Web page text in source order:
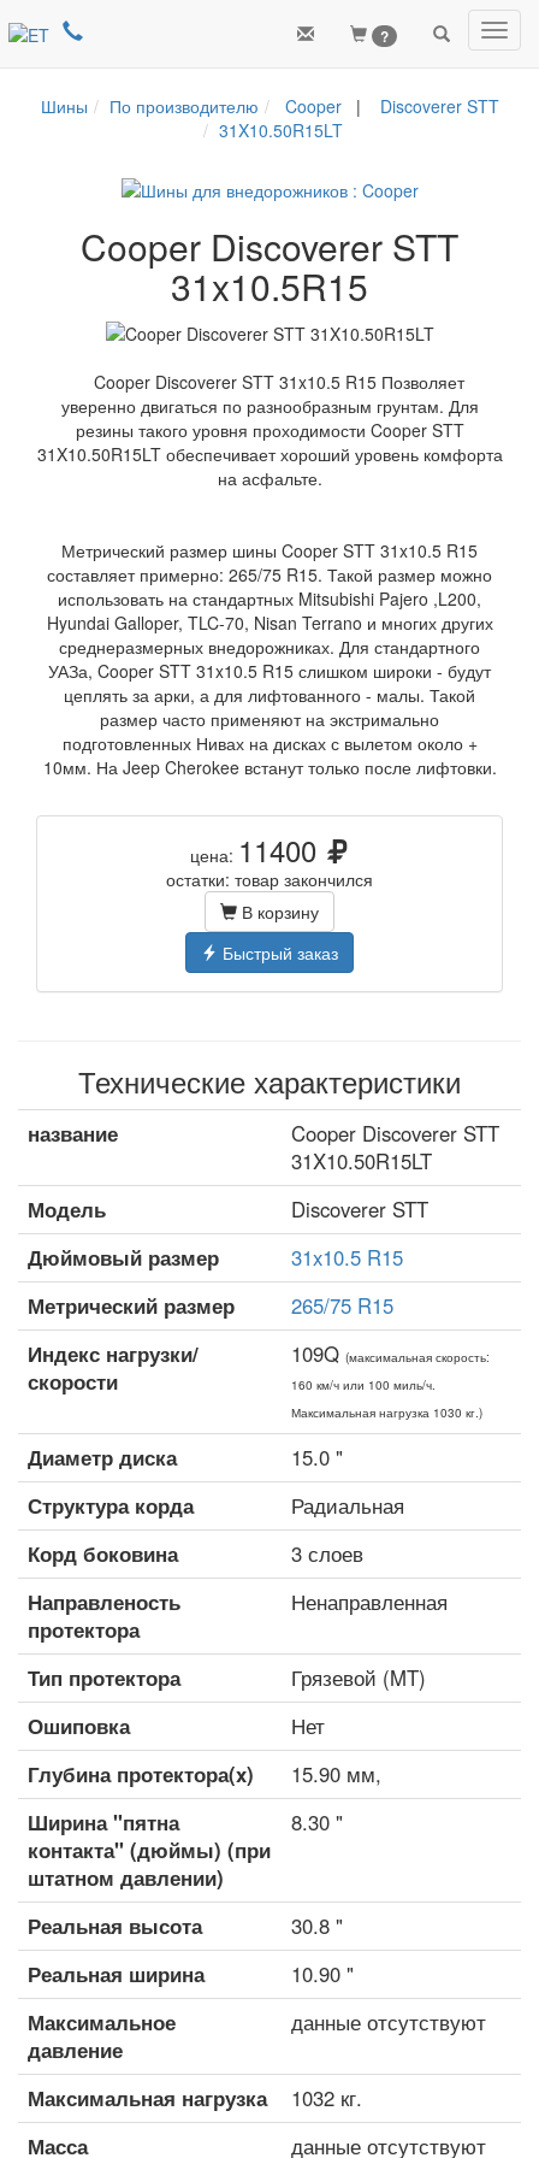
?
Шины По производителю Cooper|
Discoverer STT
31X10.50R15LT
Cooper Discoverer STT
31x10.5R15
Cooper Discoverer STT 31x10.5 R15 Позволяет
уверенно двигаться по разнообразным грунтам. Для
резины такого уровня проходимости Cooper STT
31X10.50R15LT обеспечивает хороший уровень комфорта
на асфальте.
Метрический размер шины Cooper STT 31x10.5 R15
составляет примерно: 265/75 R15. Такой размер можно
использовать на стандартных Mitsubishi Pajero ,L200,
Hyundai Galloper, TLC-70, Nisan Terrano и многих других
среднеразмерных внедорожниках. Для стандартного
УАЗа, Cooper STT 31x10.5 R15 слишком широки - будут
цеплять за арки, а для лифтованного - малы. Такой
размер часто применяют на экстримально
подготовленных Нивах на дисках с вылетом около +
10мм. На Jeep Cherokee встанут только после лифтовки.
цена: 11400
остатки: товар закончился
В корзину
Быстрый заказ
Технические характеристики
название
Cooper Discoverer STT
31X10.50R15LT
Модель
Discoverer STT
Дюймовый размер
31x10.5 R15
Метрический размер
265/75 R15
Индекс нагрузки/
скорости
109Q (максимальная скорость:
160 км/ч или 100 миль/ч.
Максимальная нагрузка 1030 кг.)
Диаметр диска
15.0 "
Структура корда
Радиальная
Корд боковина
3 слоев
Направленость
протектора
Ненаправленная
Тип протектора
Грязевой (MT)
Ошиповка
Нет
Глубина протектора(x)
15.90 мм,
Ширина "пятна
контакта" (дюймы) (при
штатном давлении)
8.30 "
Реальная высота
30.8 "
Реальная ширина
10.90 "
Максимальное
давление
данные отсутствуют
Максимальная нагрузка
1032 кг.
Масса
данные отсутствуют